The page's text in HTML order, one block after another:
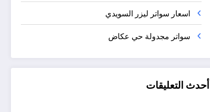
اسعار سواتر ليزر السويدي
سواتر مجدولة حي عكاض
أحدث التعليقات